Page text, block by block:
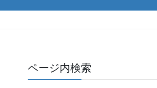
ページ内検索